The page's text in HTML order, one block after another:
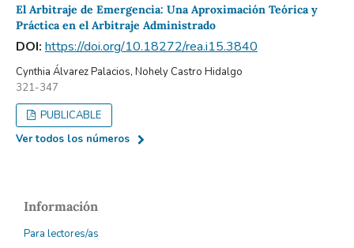
El Arbitraje de Emergencia: Una Aproximación Teórica y
Práctica en el Arbitraje Administrado
DOI: https://doi.org/10.18272/rea.i15.3840
Cynthia Álvarez Palacios, Nohely Castro Hidalgo
321-347
PUBLICABLE
Ver todos los números
Información
Para lectores/as